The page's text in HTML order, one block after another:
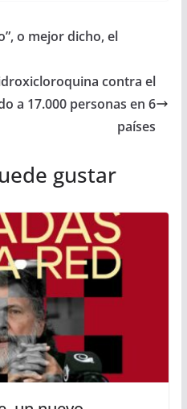
o mejor dicho, el
contra el
a 17.000 personas en 6
países
gustar